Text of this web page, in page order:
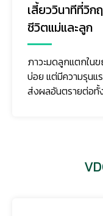
เสี้ยววินาทีที่วิก
ชีวิตแม่และลูก
ภาวะมดลูกแตกใน
บ่อย แต่มีความรุนแ
ส่งผลอันตรายต่อทั้